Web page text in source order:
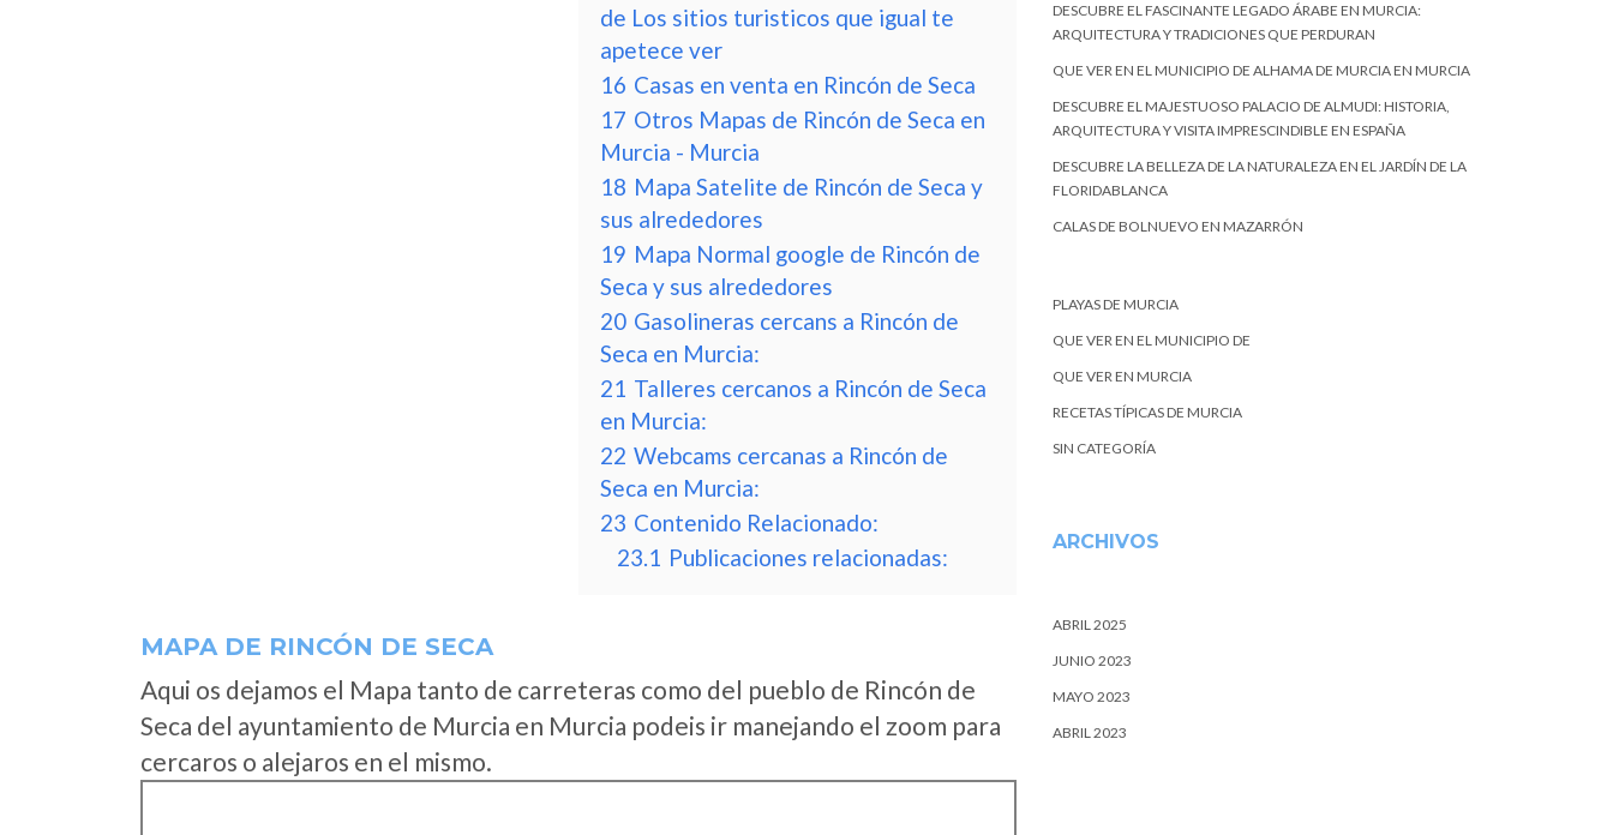
de Los sitios turisticos que igual te
apetece ver
16 Casas en venta en Rincón de Seca
17 Otros Mapas de Rincón de Seca en
Murcia - Murcia
18 Mapa Satelite de Rincón de Seca y
sus alrededores
19 Mapa Normal google de Rincón de
Seca y sus alrededores
20 Gasolineras cercans a Rincón de
Seca en Murcia:
21 Talleres cercanos a Rincón de Seca
en Murcia:
22 Webcams cercanas a Rincón de
Seca en Murcia:
23 Contenido Relacionado:
23.1 Publicaciones relacionadas:
MAPA DE RINCÓN DE SECA
Aqui os dejamos el Mapa tanto de carreteras como del pueblo de Rincón de
Seca del ayuntamiento de Murcia en Murcia podeis ir manejando el zoom para
cercaros o alejaros en el mismo.
DESCUBRE EL FASCINANTE LEGADO ÁRABE EN MURCIA:
ARQUITECTURA Y TRADICIONES QUE PERDURAN
QUE VER EN EL MUNICIPIO DE ALHAMA DE MURCIA EN MURCIA
DESCUBRE EL MAJESTUOSO PALACIO DE ALMUDI: HISTORIA,
ARQUITECTURA Y VISITA IMPRESCINDIBLE EN ESPAÑA
DESCUBRE LA BELLEZA DE LA NATURALEZA EN EL JARDÍN DE LA
FLORIDABLANCA
CALAS DE BOLNUEVO EN MAZARRÓN
PLAYAS DE MURCIA
QUE VER EN EL MUNICIPIO DE
QUE VER EN MURCIA
RECETAS TÍPICAS DE MURCIA
SIN CATEGORÍA
ARCHIVOS
ABRIL 2025
JUNIO 2023
MAYO 2023
ABRIL 2023